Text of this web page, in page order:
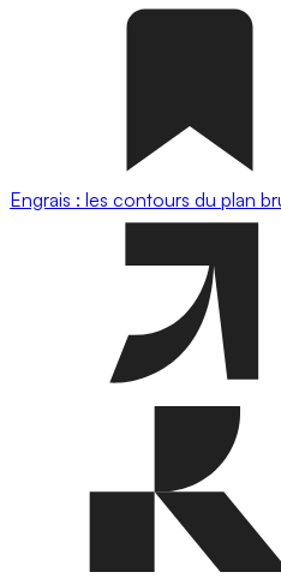
Engrais : les contours du plan